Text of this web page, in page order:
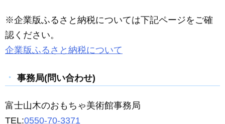
※企業版ふるさと納税については下記ページをご確
認ください。
企業版ふるさと納税について
事務局(問い合わせ)
富士山木のおもちゃ美術館事務局
TEL:0550-70-3371